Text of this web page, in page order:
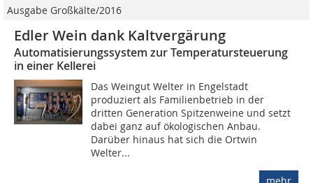
Ausgabe Großkälte/2016
Edler Wein dank Kaltvergärung
Automatisierungssystem zur Temperatursteuerung
in einer Kellerei
Das Weingut Welter in Engelstadt
produziert als Familienbetrieb in der
dritten Generation Spitzenweine und setzt
dabei ganz auf ökologischen Anbau.
Darüber hinaus hat sich die Ortwin
Welter...